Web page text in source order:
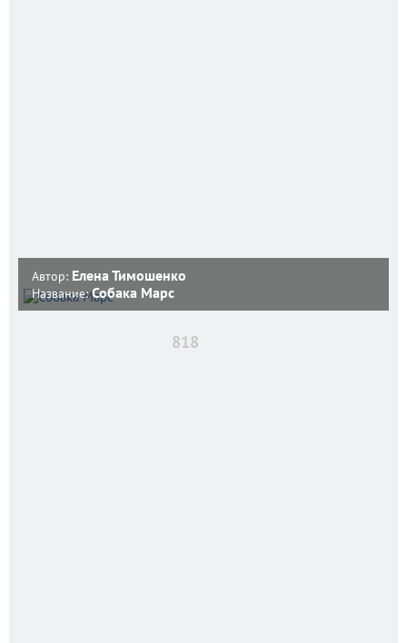
Автор: Елена Тимошенко
Название:Собака Марс
818